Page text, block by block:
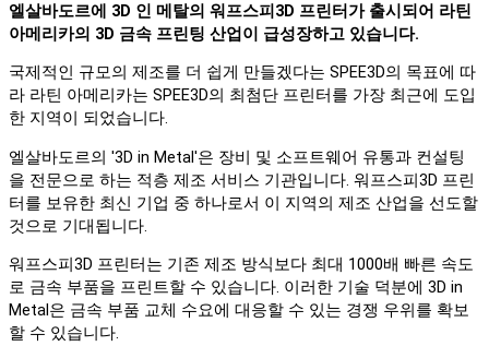
엘살바도르에 3D 인 메탈의 워프스피3D 프린터가 출시되어 라틴
아메리카의 3D 금속 프린팅 산업이 급성장하고 있습니다.
국제적인 규모의 제조를 더 쉽게 만들겠다는 SPEE3D의 목표에 따
라 라틴 아메리카는 SPEE3D의 최첨단 프린터를 가장 최근에 도입
한 지역이 되었습니다.
엘살바도르의 '3D in Metal'은 장비 및 소프트웨어 유통과 컨설팅
을 전문으로 하는 적층 제조 서비스 기관입니다. 워프스피3D 프린
터를 보유한 최신 기업 중 하나로서 이 지역의 제조 산업을 선도할
것으로 기대됩니다.
워프스피3D 프린터는 기존 제조 방식보다 최대 1000배 빠른 속도
로 금속 부품을 프린트할 수 있습니다. 이러한 기술 덕분에 3D in
Metal은 금속 부품 교체 수요에 대응할 수 있는 경쟁 우위를 확보
할 수 있습니다.